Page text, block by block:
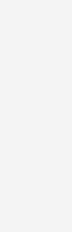
Windkraft und
für den Ausbau